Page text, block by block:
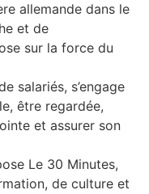
allemande dans le
et de
sur la force du
salariés, s’engage
être regardée,
et assurer son
Le 30 Minutes,
de culture et